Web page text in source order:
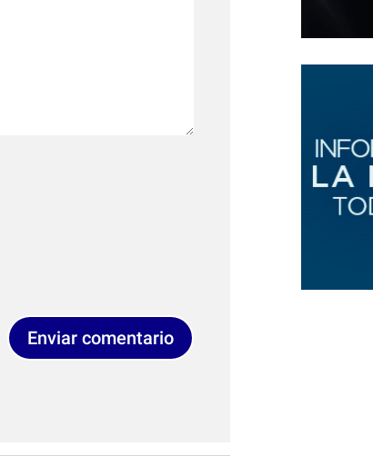
Enviar comentario